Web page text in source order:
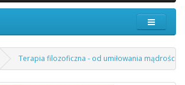
Terapia filozoficzna - od umiłowania mądrości